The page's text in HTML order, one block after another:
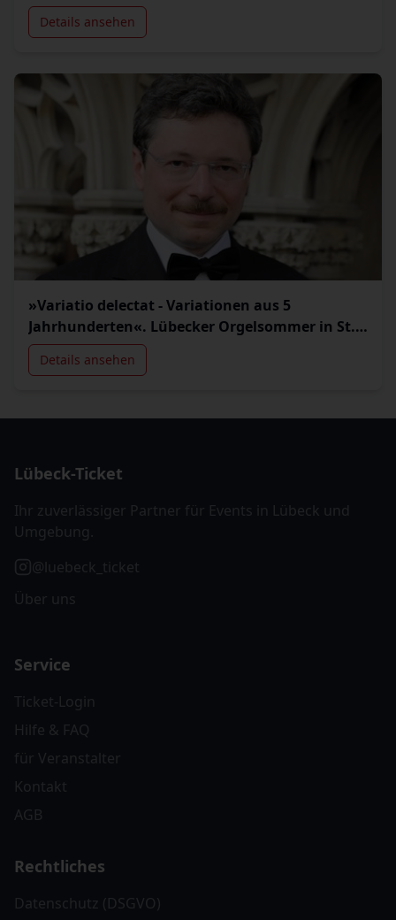
Details ansehen
»Variatio delectat - Variationen aus 5
Jahrhunderten«. Lübecker Orgelsommer in St.
Jakobi
Details ansehen
Lübeck-Ticket
Ihr zuverlässiger Partner für Events in Lübeck und
Umgebung.
@luebeck_ticket
Über uns
Service
Ticket-Login
Hilfe & FAQ
für Veranstalter
Kontakt
AGB
Rechtliches
Datenschutz (DSGVO)